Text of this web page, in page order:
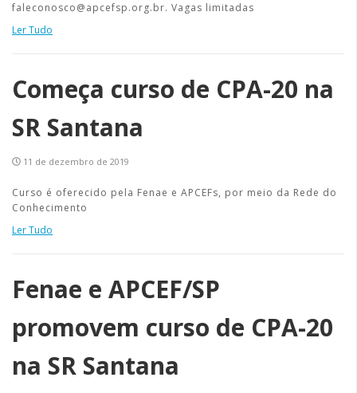
faleconosco@apcefsp.org.br. Vagas limitadas
Ler Tudo
Começa curso de CPA-20 na
SR Santana
11 de dezembro de 2019
Curso é oferecido pela Fenae e APCEFs, por meio da Rede do
Conhecimento
Ler Tudo
Fenae e APCEF/SP
promovem curso de CPA-20
na SR Santana